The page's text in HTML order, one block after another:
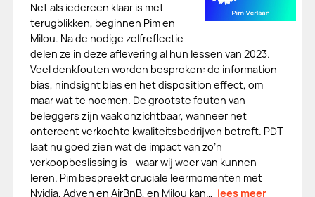
Net als iedereen klaar is met
terugblikken, beginnen Pim en
Milou. Na de nodige zelfreflectie
delen ze in deze aflevering al hun lessen van 2023.
Veel denkfouten worden besproken: de information
bias, hindsight bias en het disposition effect, om
maar wat te noemen. De grootste fouten van
beleggers zijn vaak onzichtbaar, wanneer het
onterecht verkochte kwaliteitsbedrijven betreft. PDT
laat nu goed zien wat de impact van zo’n
verkoopbeslissing is - waar wij weer van kunnen
leren. Pim bespreekt cruciale leermomenten met
Nvidia, Adyen en AirBnB, en Milou kan… lees meer